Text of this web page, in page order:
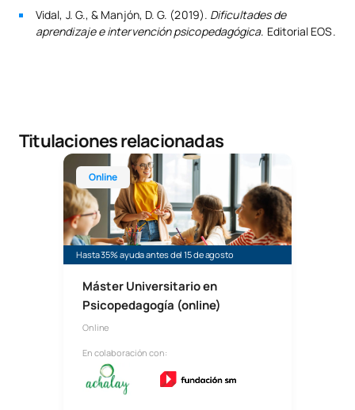
Vidal, J. G., & Manjón, D. G. (2019). Dificultades de
aprendizaje e intervención psicopedagógica. Editorial EOS.
Titulaciones relacionadas
Online
Hasta 35% ayuda antes del 15 de agosto
Máster Universitario en
Psicopedagogía (online)
Online
En colaboración con:
Máster Universitario Online en Psicopedagogía